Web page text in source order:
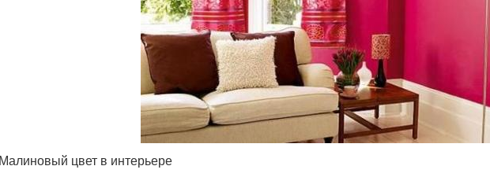
Малиновый цвет в интерьере